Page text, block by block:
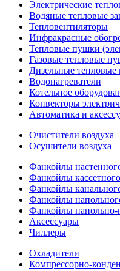
Электрические
Водяные тепловые
Тепловентиляторы
Инфракрасные
Тепловые пушки
Газовые тепловые
Дизельные
Водонагреватели
Котельное
Конвекторы
Автоматика и
Очистители воздуха
Осушители воздуха
Фанкойлы
Фанкойлы
Фанкойлы
Фанкойлы
Фанкойлы напольно-
Аксессуары
Чиллеры
Охладители
Компрессорно-